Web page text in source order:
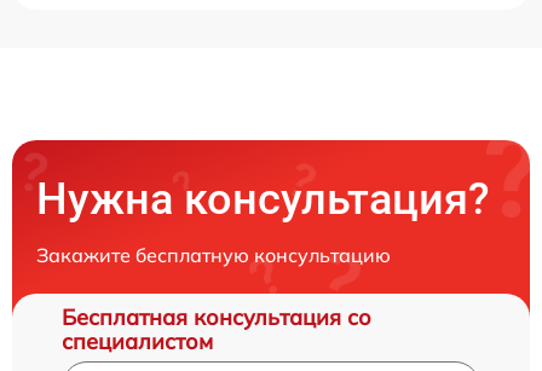
Нужна консультация?
Закажите бесплатную консультацию
Бесплатная консультация со
специалистом